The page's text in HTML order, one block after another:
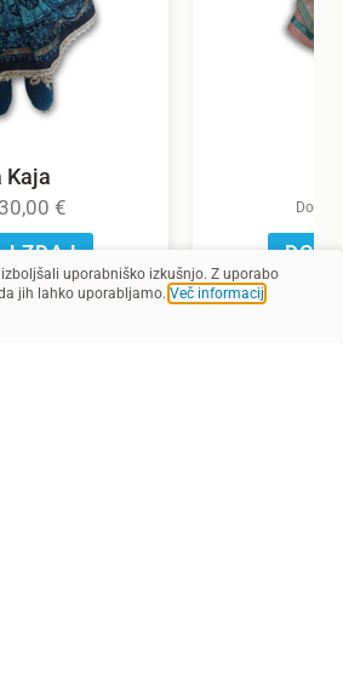
Kaja
30,00 €
ZDAJ
uporabniško izkušnjo. Z uporabo
jih lahko uporabljamo. Več informacij